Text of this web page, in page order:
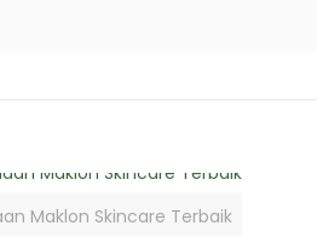
Maklon Skincare Terbaik